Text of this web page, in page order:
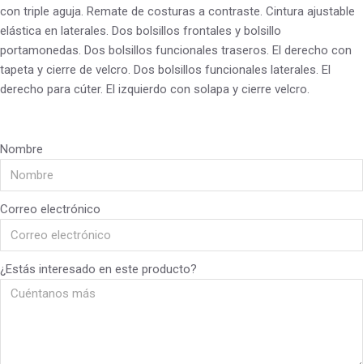
con triple aguja. Remate de costuras a contraste. Cintura ajustable
elástica en laterales. Dos bolsillos frontales y bolsillo
portamonedas. Dos bolsillos funcionales traseros. El derecho con
tapeta y cierre de velcro. Dos bolsillos funcionales laterales. El
derecho para cúter. El izquierdo con solapa y cierre velcro.
Nombre
Correo electrónico
¿Estás interesado en este producto?